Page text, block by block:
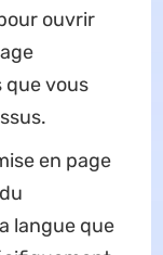
ouvrir
que vous
en page
langue que